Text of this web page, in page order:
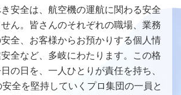
安全は、航空機の運航に関わる安全
ん。皆さんのそれぞれの職場、業務
全、お客様からお預かりする個人情
全など、多岐にわたります。この格
の日を、一人ひとりが責任を持ち、
全を堅持していくプロ集団の一員と